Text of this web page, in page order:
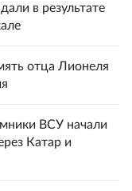
в результате
отца Лионеля
ВСУ начали
Катар и